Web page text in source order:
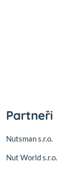
Partneři
Nutsman s.r.o.
Nut World s.r.o.